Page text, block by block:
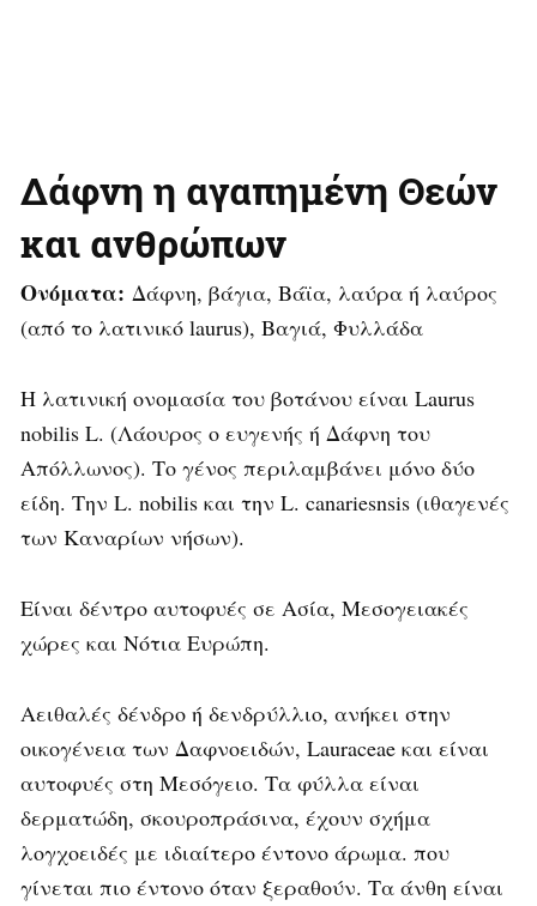
Δάφνη η αγαπημένη Θεών
και ανθρώπων
Ονόματα: Δάφνη, βάγια, Βάϊα, λαύρα ή λαύρος
(από το λατινικό laurus), Βαγιά, Φυλλάδα
Η λατινική ονομασία του βοτάνου είναι Laurus
nobilis L. (Λάουρος ο ευγενής ή Δάφνη του
Απόλλωνος). Το γένος περιλαμβάνει μόνο δύο
είδη. Την L. nobilis και την L. canariesnsis (ιθαγενές
των Καναρίων νήσων).
Είναι δέντρο αυτοφυές σε Ασία, Μεσογειακές
χώρες και Νότια Ευρώπη.
Αειθαλές δένδρο ή δενδρύλλιο, ανήκει στην
οικογένεια των Δαφνοειδών, Lauraceae και είναι
αυτοφυές στη Μεσόγειο. Τα φύλλα είναι
δερματώδη, σκουροπράσινα, έχουν σχήμα
λογχοειδές με ιδιαίτερο έντονο άρωμα. που
γίνεται πιο έντονο όταν ξεραθούν. Τα άνθη είναι